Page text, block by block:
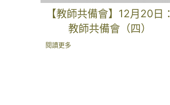
【教師共備會】12月20日：
教師共備會（四）
閱讀更多